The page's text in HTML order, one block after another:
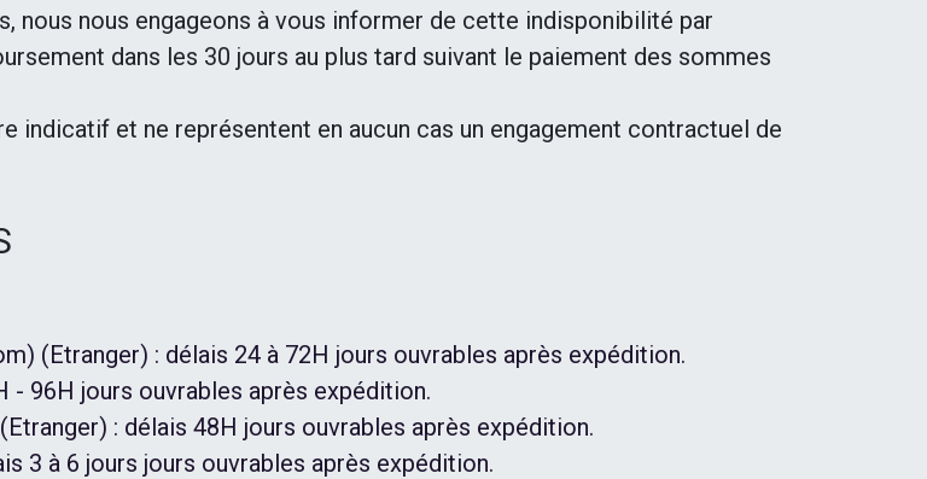
nous nous engageons à vous informer de cette indisponibilité par
dans les 30 jours au plus tard suivant le paiement des sommes
indicatif et ne représentent en aucun cas un engagement contractuel de
(Etranger) : délais 24 à 72H jours ouvrables après expédition.
- 96H jours ouvrables après expédition.
: délais 48H jours ouvrables après expédition.
3 à 6 jours jours ouvrables après expédition.